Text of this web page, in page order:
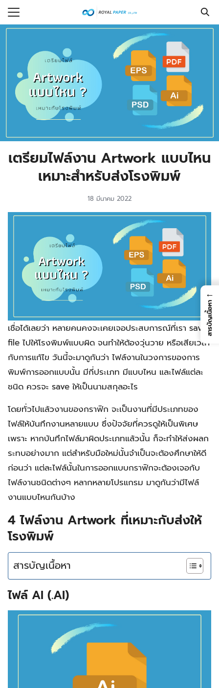
Skip
content
เรา
ที่พบบ่อย
Search
เตรียมไฟล์งาน Artwork แบบไหน
เหมาะสำหรับส่งโรงพิมพ์
18 มีนาคม 2022
เชื่อได้เลยว่า หลายคนคงจะเคยเจอประสบการณ์ที่เรา save
file ไปให้โรงพิมพ์แบบผิด จนทำให้ต้องวุ่นวาย หรือเสียเวลา
กับการแก้ไข วันนี้จะมาดูกันว่า ไฟล์งานในวงการของการ
พิมพ์การออกแบบนั้น มีกี่ประเภท มีแบบไหน และไฟล์แต่ละ
ชนิด ควรจะ save ให้เป็นนามสกุลอะไร
โดยทั่วไปแล้วงานของกราฟิก จะเป็นงานที่มีประเภทของ
ไฟล์ให้บันทึกงานหลายแบบ ซึ่งปัจจัยที่ควรดูให้เป็นพิเศษ
เพราะ หากบันทึกไฟล์มาผิดประเภทแล้วนั้น ก็จะทำให้ส่งผลก
ระทบอย่างมาก แต่สำหรับมือใหม่นั้นจำเป็นจะต้องศึกษาให้ดี
ก่อนว่า แต่ละไฟล์นั้นในการออกแบบกราฟิกจะต้องเจอกับ
ไฟล์งานชนิดต่างๆ หลากหลายโปรแกรม มาดูกันว่ามีไฟล์
งานแบบไหนกันบ้าง
4ไฟล์งาน Artwork ที่เหมาะกับส่งให้
โรงพิมพ์
สารบัญเนื้อหา
ไฟล์ AI (.AI)
←
สารบัญเนื้อหา